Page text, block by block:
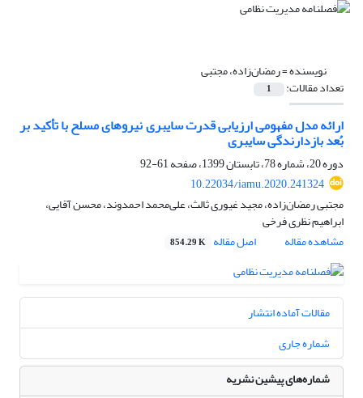
نویسنده =رمضان‌زاده، مجتبی
تعداد مقالات: 1
ارائه مدل مفهومی ارزیابی قدرت سایبری نیروهای مسلح با تأکید بر
بُعد بازدارندگی سایبری
دوره 20، شماره 78، تابستان 1399، صفحه
61-92
10.22034/iamu.2020.241324
مجتبی رمضان‌زاده، مجید غیوری ثالث، علی‌محمد احمدوند، محسن آقایی،
ابراهیم نظری فرخی
مشاهده مقاله
اصل مقاله 854.29 K
مقالات آماده انتشار
شماره جاری
شماره‌های پیشین نشریه